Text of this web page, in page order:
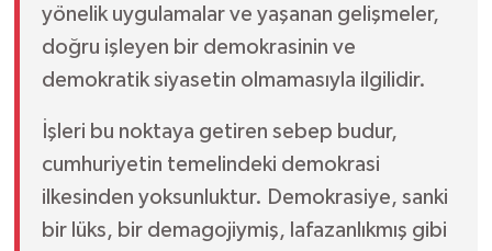
yönelik uygulamalar ve yaşanan gelişmeler,
doğru işleyen bir demokrasinin ve
demokratik siyasetin olmamasıyla ilgilidir.
İşleri bu noktaya getiren sebep budur,
cumhuriyetin temelindeki demokrasi
ilkesinden yoksunluktur. Demokrasiye, sanki
bir lüks, bir demagojiymiş, lafazanlıkmış gibi